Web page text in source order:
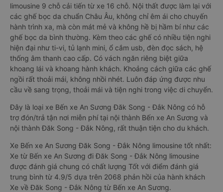
limousine 9 chỗ cải tiến từ xe 16 chỗ. Nội thất được làm lại với
các ghế bọc da chuẩn Châu Âu, không chỉ êm ái cho chuyến
hành trình xa, mà còn mát mẻ và không hề bị hầm bí như các
ghế bọc da bình thường. Kèm theo các ghế có nhiều tiện nghi
hiện đại như ti-vi, tủ lạnh mini, ổ cắm usb, đèn đọc sách, hệ
thống âm thanh cao cấp. Có vách ngăn riêng biệt giữa
khoang lái và khoang hành khách. Khoảng cách giữa các ghế
ngồi rất thoải mái, không nhồi nhét. Luôn đáp ứng được nhu
cầu về sang trọng, thoải mái và tiện nghi trong việc di chuyển.
Đây là loại xe Bến xe An Sương Đăk Song - Đắk Nông có hỗ
trợ đón/trả tận nơi miễn phí tại nội thành Bến xe An Sương và
nội thành Đăk Song - Đắk Nông, rất thuận tiện cho du khách.
Xe Bến xe An Sương Đăk Song - Đắk Nông limousine tốt nhất:
Xe từ Bến xe An Sương đi Đăk Song - Đắk Nông limousine
được đánh giá chung có chất lượng Tốt với điểm đánh giá
trung bình từ 4.9/5 dựa trên 2068 phản hồi của hành khách
Xe về Đăk Song - Đắk Nông từ Bến xe An Sương.